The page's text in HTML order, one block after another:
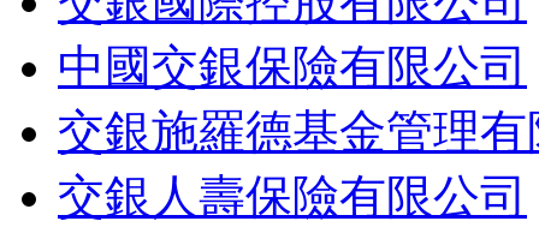
中國交銀保險有限公司
交銀施羅德基金管理
交銀人壽保險有限公司